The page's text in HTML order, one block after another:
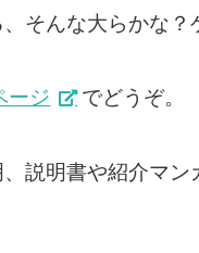
そんな大らかな？
ージ でどうぞ。
説明書や紹介マン